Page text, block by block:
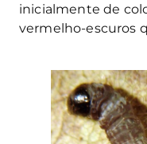
inicialmente de
vermelho-escuros